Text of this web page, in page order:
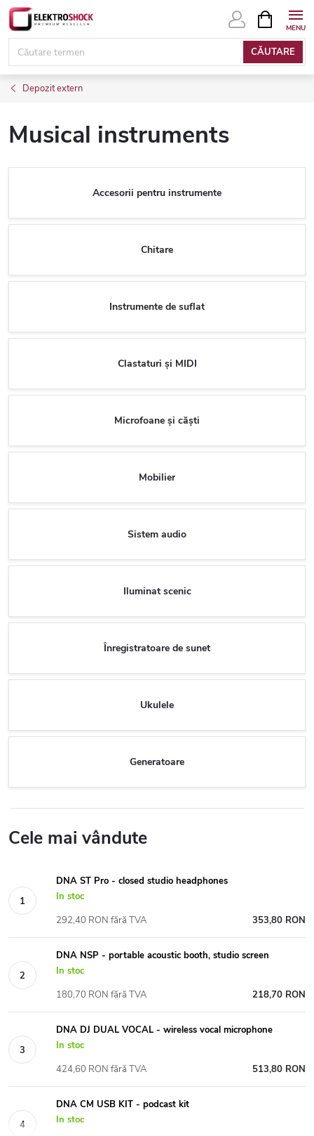
Treci
conținut
CĂUTARE
COŞ
DE
Depozit extern
Musical instruments
Accesorii pentru instrumente
Chitare
Instrumente de suflat
Clastaturi și MIDI
Microfoane și căști
Mobilier
Sistem audio
Iluminat scenic
Înregistratoare de sunet
Ukulele
Generatoare
Cele mai vândute
DNA ST Pro - closed studio headphones
In stoc
353,80 RON
292,40 RON fără TVA
DNA NSP - portable acoustic booth, studio screen
In stoc
218,70 RON
180,70 RON fără TVA
DNA DJ DUAL VOCAL - wireless vocal microphone
In stoc
513,80 RON
424,60 RON fără TVA
DNA CM USB KIT - podcast kit
In stoc